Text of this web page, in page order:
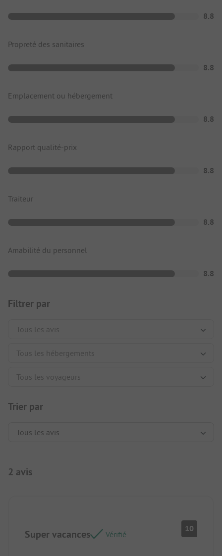
8.8
Propreté des sanitaires
8.8
Emplacement ou hébergement
8.8
Rapport qualité-prix
8.8
Traiteur
8.8
Amabilité du personnel
8.8
Filtrer par
Trier par
2 avis
Super vacances Vérifié
10